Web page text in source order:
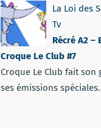
La Loi des
Tv
Récré A2
Croque Le Club #7
Croque Le Club fait son
ses émissions